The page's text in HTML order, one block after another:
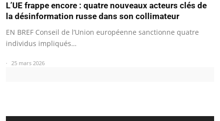
L’UE frappe encore : quatre nouveaux acteurs clés de
la désinformation russe dans son collimateur
EN BREF Conseil de l’Union européenne sanctionne quatre
individus impliqués…
25 mars 2026